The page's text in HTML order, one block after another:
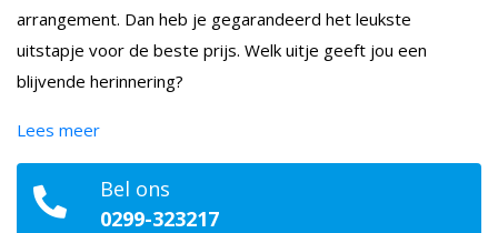
Bel ons
0299-323217
arrangement. Dan heb je gegarandeerd het leukste
uitstapje voor de beste prijs. Welk uitje geeft jou een
blijvende herinnering?
Lees meer